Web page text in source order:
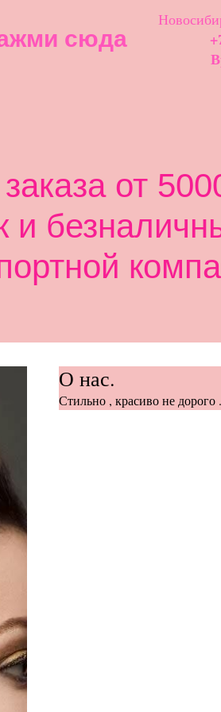
от
и
сюда +
О нас.
Стильно , красиво не дорого